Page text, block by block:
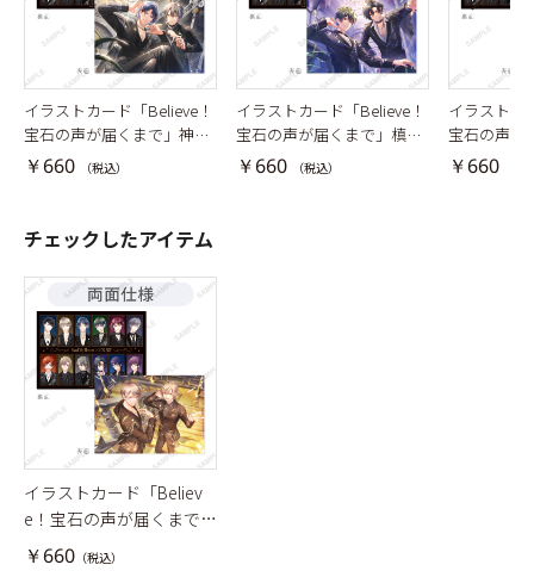
イラストカード「Believe！
宝石の声が届くまで」神楽
亜貴・輝崎蛍
￥660 （税込）
イラストカード「Believe！
宝石の声が届くまで」槙慶
太・天橋幸弥
￥660 （税込）
イラストカ
宝石の声が
羽鳥・青柳
￥660
チェックしたアイテム
イラストカード「Believ
e！宝石の声が届くまで」
桧山貴臣・輝崎千紘
￥660 （税込）